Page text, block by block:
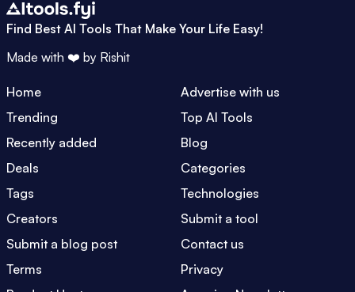
Find Best AI Tools That Make Your Life Easy!
Made with ❤️ by Rishit
Home
Advertise with us
Trending
Top AI Tools
Recently added
Blog
Deals
Categories
Tags
Technologies
Creators
Submit a tool
Submit a blog post
Contact us
Terms
Privacy